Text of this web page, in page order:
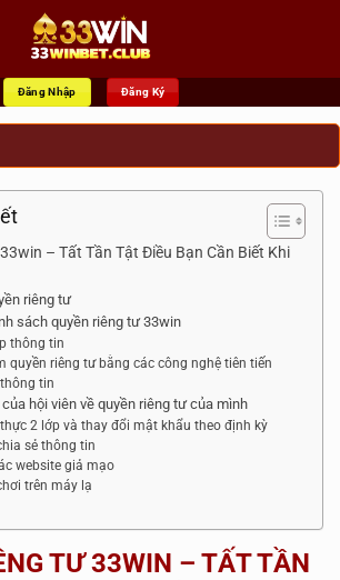
Đăng Nhập Đăng Ký
– Tất Tần Tật Điều Bạn Cần Biết Khi
riêng tư
sách quyền riêng tư 33win
thông tin
quyền riêng tư bằng các công nghệ tiên tiến
tin
hội viên về quyền riêng tư của mình
2 lớp và thay đổi mật khẩu theo định kỳ
sẻ thông tin
website giả mạo
trên máy lạ
TƯ 33WIN – TẤT TẦN